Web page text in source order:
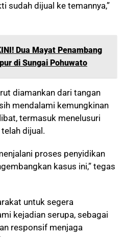
sudah dijual ke temannya,”
Dua Mayat Penambang
di Sungai Pohuwato
diamankan dari tangan
mendalami kemungkinan
termasuk menelusuri
dijual.
proses penyidikan
kasus ini,” tegas
untuk segera
kejadian serupa, sebagai
responsif menjaga